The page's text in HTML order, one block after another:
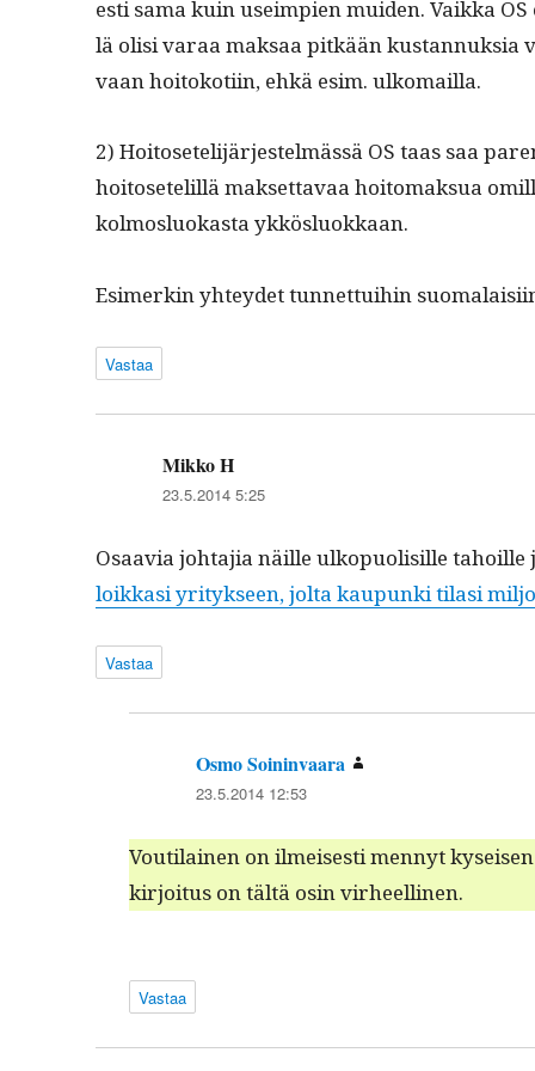
es­ti sama kuin useimpi­en muiden. Vaik­ka
lä olisi varaa mak­saa pitkään
vaan hoitokoti­in, ehkä esim. ulkomailla.
2) Hoitosetelijär­jestelmässä OS taas saa
hoitosetelil­lä mak­set­tavaa hoit­o­mak­sua
kol­moslu­okas­ta ykkösluokkaan.
Esimerkin yhtey­det tun­net­tui­hin
Vastaa
Mikko H
23.5.2014 5:25
Osaavia johta­jia näille ulkop­uolisille
loikkasi yri­tyk­seen, jol­ta kaupun­ki tilasi
Vastaa
Osmo Soininvaara
23.5.2014 12:53
Vouti­lainen on ilmeis­es­ti men­nyt
kir­joi­tus on tältä osin virheellinen.
Vastaa